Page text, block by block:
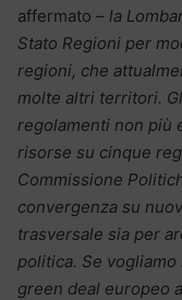
affermato – la
Stato Regioni per
regioni, che
molte altri territori.
regolamenti non più
risorse su cinque
Commissione
convergenza su
trasversale sia per
politica. Se
green deal europeo